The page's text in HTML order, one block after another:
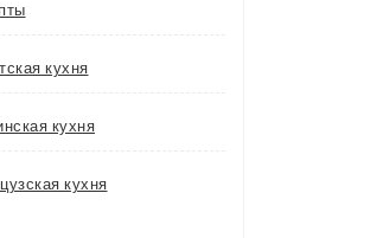
кухня
кухня
кухня